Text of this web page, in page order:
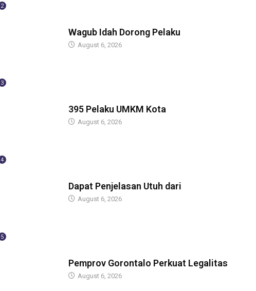
2
Wagub Idah Dorong Pelaku
August 6, 2026
3
395 Pelaku UMKM Kota
August 6, 2026
4
Dapat Penjelasan Utuh dari
August 6, 2026
5
Pemprov Gorontalo Perkuat Legalitas
August 6, 2026